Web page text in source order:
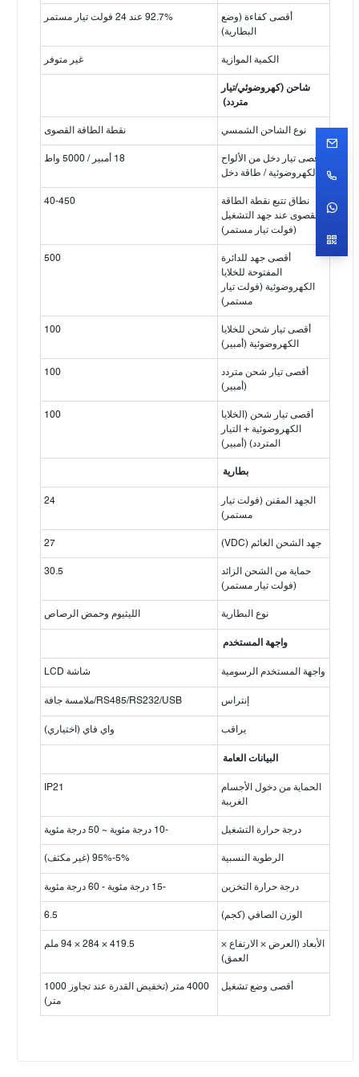
أقصى كفاءة (وضع
البطارية)
92.7% عند 24 فولت تيار مستمر
الكمية الموازية غير متوفر
شاحن (كهروضوئي/تيار
متردد)
نوع الشاحن الشمسي نقطة الطاقة القصوى
أقصى تيار دخل من الألواح
الكهروضوئية / طاقة دخل
18 أمبير / 5000 واط
نطاق تتبع نقطة الطاقة
القصوى عند جهد التشغيل
(فولت تيار مستمر)
40-450
أقصى جهد للدائرة
المفتوحة للخلايا
الكهروضوئية (فولت تيار
مستمر)
500
أقصى تيار شحن للخلايا
الكهروضوئية (أمبير)
100
أقصى تيار شحن متردد
(أمبير)
100
أقصى تيار شحن (الخلايا
الكهروضوئية + التيار
المتردد) (أمبير)
100
بطارية
الجهد المقنن (فولت تيار
مستمر)
24
جهد الشحن العائم (VDC) 27
حماية من الشحن الزائد
(فولت تيار مستمر)
30.5
نوع البطارية الليثيوم وحمض الرصاص
واجهة المستخدم
واجهة المستخدم الرسومية شاشة LCD
إنتراس RS485/RS232/USB/ملامسة جافة
يراقب واي فاي (اختياري)
البيانات العامة
الحماية من دخول الأجسام
الغريبة
IP21
درجة حرارة التشغيل -10 درجة مئوية ~ 50 درجة مئوية
الرطوبة النسبية 5%-95% (غير مكثف)
درجة حرارة التخزين -15 درجة مئوية - 60 درجة مئوية
الوزن الصافي (كجم) 6.5
الأبعاد (العرض × الارتفاع ×
العمق)
419.5 × 284 × 94 ملم
أقصى وضع تشغيل
4000 متر (تخفيض القدرة عند تجاوز 1000
متر)